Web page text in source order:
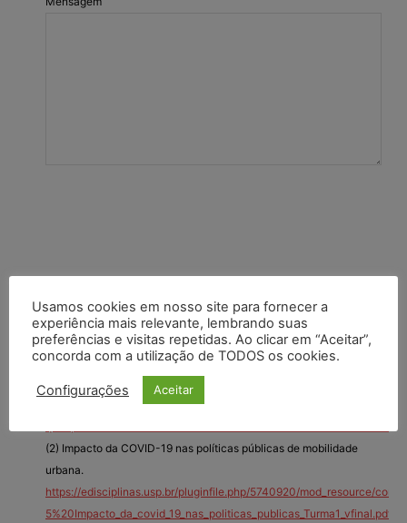
Enviar
(1) AVALIAÇÃO DOS EFEITOS DA POLÍTICA NACIONAL DE
MOBILIDADE URBANA POR ….https://bing.com/search?
(2) Impacto da COVID-19 nas políticas públicas de mobilidade
urbana.
https://edisciplinas.usp.br/pluginfile.php/5740920/mod_resource/
5%20Impacto_da_covid_19_nas_politicas_publicas_Turma1_vfinal.pdf
Usamos cookies em nosso site para fornecer a
experiência mais relevante, lembrando suas
preferências e visitas repetidas. Ao clicar em “Aceitar”,
concorda com a utilização de TODOS os cookies.
Configurações Aceitar